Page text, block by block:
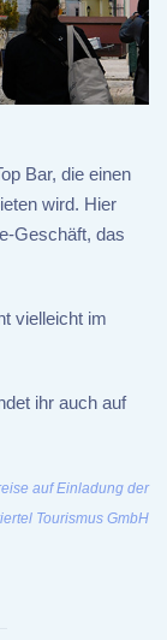
Bar, die einen
wird. Hier
Geschäft, das
vielleicht im
ihr auch auf
auf Einladung der
Tourismus GmbH